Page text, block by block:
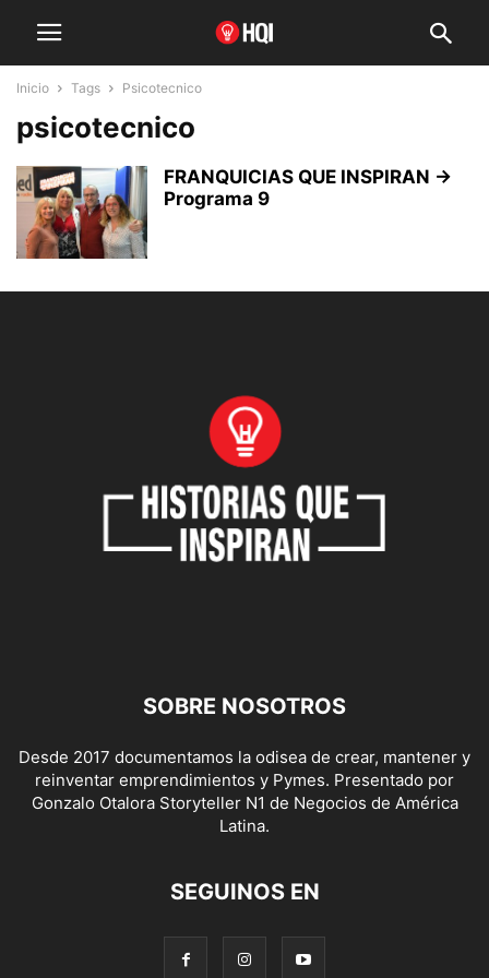
Inicio Tags Psicotecnico
psicotecnico
FRANQUICIAS QUE INSPIRAN →
Programa 9
SOBRE NOSOTROS
Desde 2017 documentamos la odisea de crear, mantener y
reinventar emprendimientos y Pymes. Presentado por
Gonzalo Otalora Storyteller N1 de Negocios de América
Latina.
SEGUINOS EN